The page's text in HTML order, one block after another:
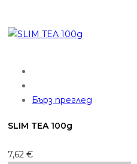
Бърз преглед
SLIM TEA 100g
7,62 €